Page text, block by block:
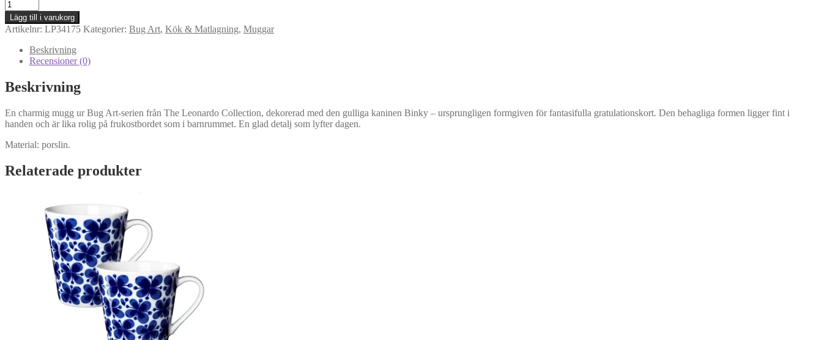
Bug
Art
Binky
Bunny
Mugg
mängd
Lägg till i varukorg
Artikelnr: LP34175 Kategorier: Bug Art, Kök & Matlagning, Muggar
Beskrivning
Recensioner (0)
Beskrivning
En charmig mugg ur Bug Art-serien från The Leonardo Collection, dekorerad med den gulliga kaninen Binky – ursprungligen formgiven för fantasifulla gratulationskort. Den behagliga formen ligger fint i
handen och är lika rolig på frukostbordet som i barnrummet. En glad detalj som lyfter dagen.
Material: porslin.
Relaterade produkter